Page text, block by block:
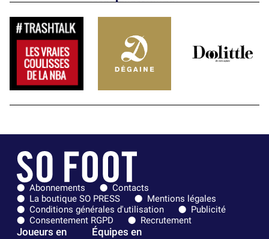
Abonnements
Contacts
La boutique SO PRESS
Mentions légales
Conditions générales d'utilisation
Publicité
Consentement RGPD
Recrutement
Joueurs en
Équipes en